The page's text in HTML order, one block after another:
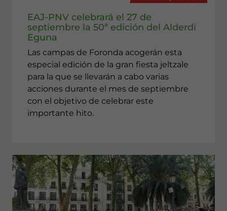
EAJ-PNV celebrará el 27 de
septiembre la 50ª edición del Alderdi
Eguna
Las campas de Foronda acogerán esta
especial edición de la gran fiesta jeltzale
para la que se llevarán a cabo varias
acciones durante el mes de septiembre
con el objetivo de celebrar este
importante hito.